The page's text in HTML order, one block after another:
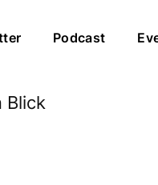
Podcast